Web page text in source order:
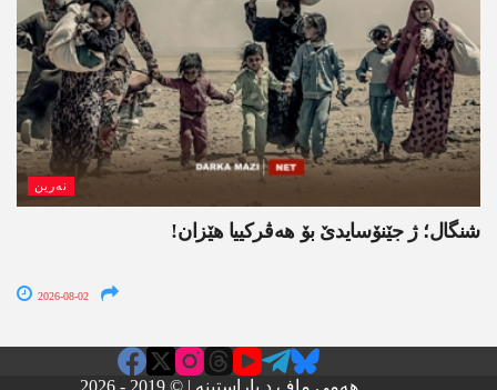
نەرین
شنگال؛ ژ جێنۆسایدێ بۆ هەڤرکییا هێزان!
2026-08-02
هەمی ماف د پاراستینە | © 2019 - 2026